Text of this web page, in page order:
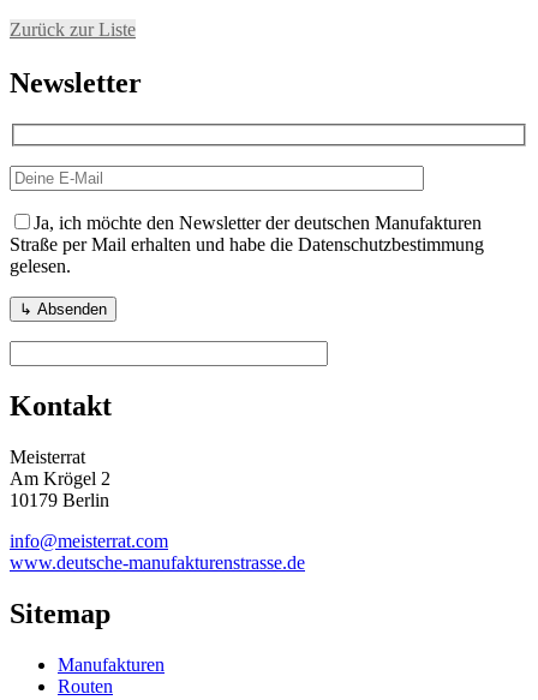
Zurück zur Liste
Newsletter
Ja, ich möchte den Newsletter der deutschen Manufakturen
Straße per Mail erhalten und habe die Datenschutzbestimmung
gelesen.
Kontakt
Meisterrat
Am Krögel 2
10179 Berlin
info@meisterrat.com
www.deutsche-manufakturenstrasse.de
Sitemap
Manufakturen
Routen